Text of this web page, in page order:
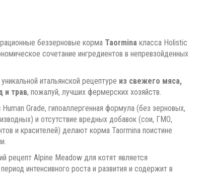
беззерновые корма Taormina класса Holistic
сочетание ингредиентов в непревзойденных
итальянской рецептуре из свежего мяса,
и трав, пожалуй, лучших фермерских хозяйств.
Grade, гипоаллергенная формула (без зерновых,
и отсутствие вредных добавок (сои, ГМО,
и красителей) делают корма Taormina поистине
рецепт Alpine Meadow для котят является
интенсивного роста и развития и содержит в